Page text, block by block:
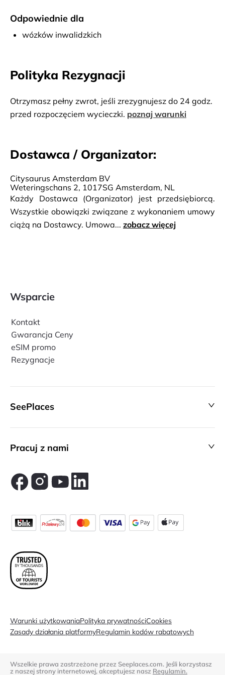
Odpowiednie dla
wózków inwalidzkich
Polityka Rezygnacji
Otrzymasz pełny zwrot, jeśli zrezygnujesz do 24 godz.
przed rozpoczęciem wycieczki. poznaj warunki
Dostawca / Organizator:
Citysaurus Amsterdam BV
Weteringschans 2, 1017SG Amsterdam, NL
Każdy Dostawca (Organizator) jest przedsiębiorcą.
Wszystkie obowiązki związane z wykonaniem umowy
ciążą na Dostawcy. Umowa... zobacz więcej
Wsparcie
Kontakt
Gwarancja Ceny
eSIM promo
Rezygnacje
SeePlaces
Pracuj z nami
Warunki użytkowaniaPolityka prywatnościCookies
Zasady działania platformyRegulamin kodów rabatowych
Wszelkie prawa zastrzeżone przez Seeplaces.com. Jeśli korzystasz
z naszej strony internetowej, akceptujesz nasz Regulamin.